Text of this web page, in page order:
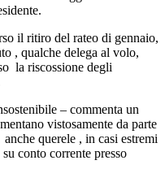
il ritiro del rateo di gennaio,
, qualche delega al volo,
la riscossione degli
– commenta un
vistosamente da parte
querele , in casi estremi
conto corrente presso